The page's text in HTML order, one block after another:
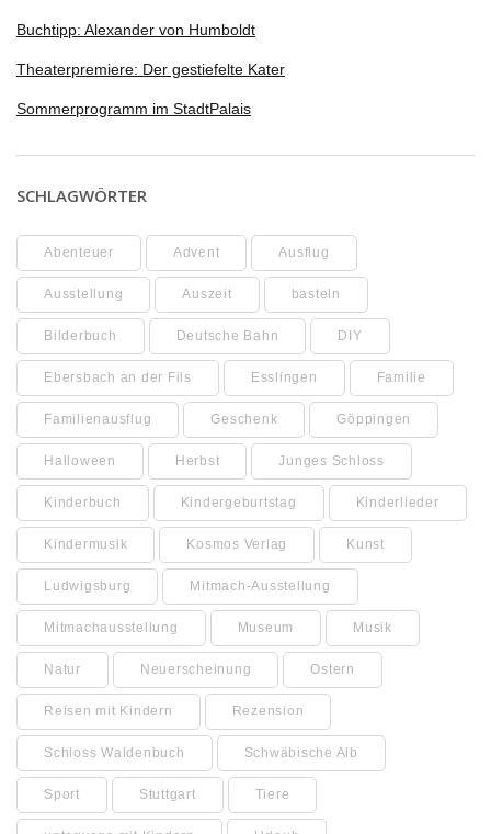
Buchtipp: Alexander von Humboldt
Theaterpremiere: Der gestiefelte Kater
Sommerprogramm im StadtPalais
SCHLAGWÖRTER
Abenteuer Advent Ausflug
Ausstellung Auszeit basteln
Bilderbuch Deutsche Bahn DIY
Ebersbach an der Fils Esslingen Familie
Familienausflug Geschenk Göppingen
Halloween Herbst Junges Schloss
Kinderbuch Kindergeburtstag Kinderlieder
Kindermusik Kosmos Verlag Kunst
Ludwigsburg Mitmach-Ausstellung
Mitmachausstellung Museum Musik
Natur Neuerscheinung Ostern
Reisen mit Kindern Rezension
Schloss Waldenbuch Schwäbische Alb
Sport Stuttgart Tiere